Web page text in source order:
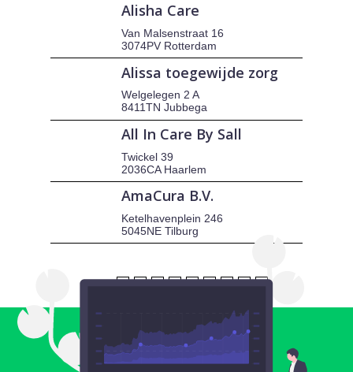
Alisha Care
Van Malsenstraat 16
3074PV Rotterdam
Alissa toegewijde zorg
Welgelegen 2 A
8411TN Jubbega
All In Care By Sall
Twickel 39
2036CA Haarlem
AmaCura B.V.
Ketelhavenplein 246
5045NE Tilburg